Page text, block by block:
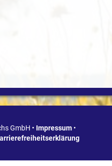
GmbH • Impressum •